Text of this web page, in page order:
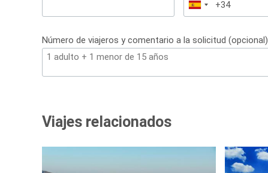
España
+34
Número de viajeros y comentario a la solicitud (opcional)
Viajes relacionados